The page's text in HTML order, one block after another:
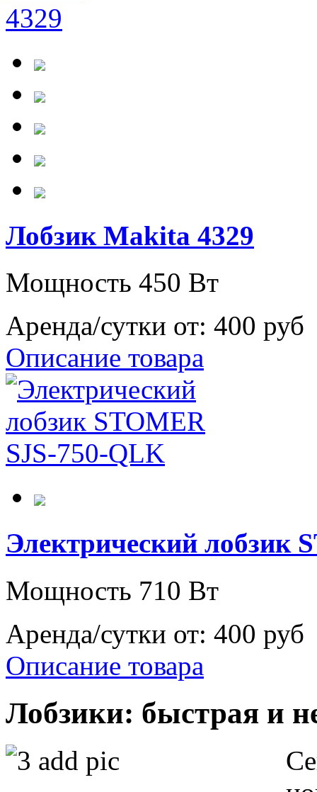
Лобзик Makita 4329
Мощность 450 Вт
Аренда/сутки от: 400 руб
Описание товара
Электрический лобзик
Мощность 710 Вт
Аренда/сутки от: 400 руб
Описание товара
Лобзики: быстрая и